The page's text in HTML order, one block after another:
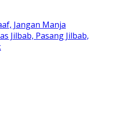
Jangan Manja
Jilbab, Pasang Jilbab,